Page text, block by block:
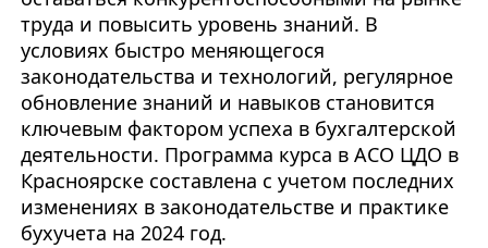
труда и повысить уровень знаний. В
условиях быстро меняющегося
законодательства и технологий, регулярное
обновление знаний и навыков становится
ключевым фактором успеха в бухгалтерской
деятельности. Программа курса в АСО ЦДО в
Красноярске составлена с учетом последних
изменениях в законодательстве и практике
бухучета на 2024 год.